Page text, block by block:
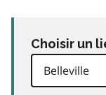
Choisir un